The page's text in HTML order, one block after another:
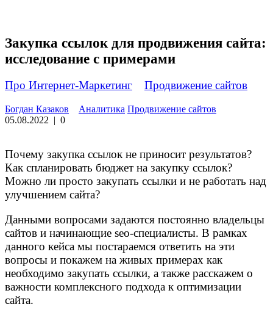
Закупка ссылок для продвижения сайта:
исследование с примерами
Про Интернет-Маркетинг Продвижение сайтов
Богдан Казаков Аналитика Продвижение сайтов
05.08.2022 | 0
Почему закупка ссылок не приносит результатов?
Как спланировать бюджет на закупку ссылок?
Можно ли просто закупать ссылки и не работать над
улучшением сайта?
Данными вопросами задаются постоянно владельцы
сайтов и начинающие seo-специалисты. В рамках
данного кейса мы постараемся ответить на эти
вопросы и покажем на живых примерах как
необходимо закупать ссылки, а также расскажем о
важности комплексного подхода к оптимизации
сайта.